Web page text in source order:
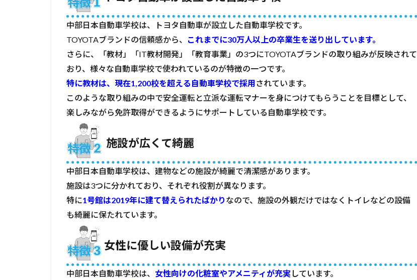
が広
くて
綺麗
女性
に優
しい
が充
実
3
中
部
日
本
自
車
学
校
の
料
金
4
中部日本自動車学校は、トヨタ自動車が設立した自動車学校です。
TOYOTAブランドの信頼感から、
これまでに30万人以上の卒業生を送り出しています。
さらに、「教材」「IT教材開発」「教育事業」の3つにTOYOTAブランドの取り組みが反映されて
おり、様々な自動車学校で使われているのが特徴の一つです。
特に教材は、 現在1,200校を超える自動車学校で採用されています。
このような取り組みの中で安全運転と立派な運転マナーを身につけてもらうことを目標として、
楽しみながら免許取得ができるようにサポートしている自動車学校です。
施設が広くて綺麗
中部日本自動車学校は、建物などの施設が綺麗で清潔感があります。
施設は3つに分かれており、それぞれ役割が異なります。
特に1号館は2019年に建て替えられたばかり なので、施設の外観だけではなくトイレなどの設備
も綺麗に保たれています。
女性に優しい設備が充実
中部日本自動車学校は、 女性向けの化粧室やアメニティが充実 しています。